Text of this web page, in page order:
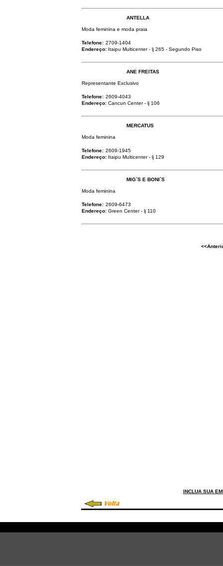
ANTELLA
Moda feminina e moda praia
Telefone: 2709-1404
Endereço: Itaipu Multicenter - lj 265 - Segundo Piso
ANE FREITAS
Representante Exclusivo
Telefone: 2609-4043
Endereço: Cancun Center - lj 106
MERCATUS
Moda feminina
Telefone: 2609-1945
Endereço: Itaipu Multicenter - lj 129
MIG´S E BONI´S
Moda feminina
Telefone: 2609-6473
Endereço: Green Center - lj 110
INCLUA SUA